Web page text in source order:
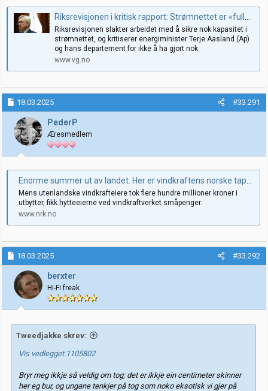
Riksrevisjonen i kritisk rapport: Strømnettet er «fullbooket»
Riksrevisjonen slakter arbeidet med å sikre nok kapasitet i
strømnettet, og kritiserer energiminister Terje Aasland (Ap)
og hans departement for ikke å ha gjort nok.
www.vg.no
18.03.2025 #33.291
PederP
Æresmedlem
Enorme summer ut av landet. Her er vindkraftens norske tapere
Mens utenlandske vindkrafteiere tok flere hundre millioner kroner i
utbytter, fikk hytteeierne ved vindkraftverket småpenger.
www.nrk.no
18.03.2025 #33.292
berxter
Hi-Fi freak
Tweedjakke skrev:
Vis vedlegget 1105802
Bryr meg ikkje så veldig om tog; det er ikkje ein centimeter skinner
her eg bur, og ungane tenkjer på tog som noko eksotisk vi gjer på